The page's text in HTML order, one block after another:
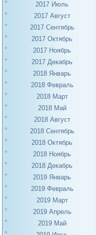
2017 Июль
2017 Август
2017 Сентябрь
2017 Октябрь
2017 Ноябрь
2017 Декабрь
2018 Январь
2018 Февраль
2018 Март
2018 Май
2018 Август
2018 Сентябрь
2018 Октябрь
2018 Ноябрь
2018 Декабрь
2019 Январь
2019 Февраль
2019 Март
2019 Апрель
2019 Май